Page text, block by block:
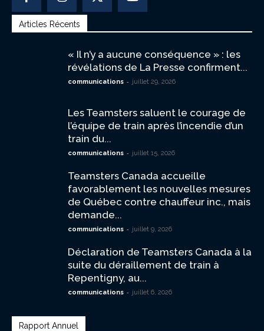
Articles Récents
« Il n’y a aucune conséquence » : les
révélations de La Presse confirment...
communications - juillet 29, 2026
Les Teamsters saluent le courage de
l’équipe de train après l’incendie d’un
train du...
communications - juillet 15, 2026
Teamsters Canada accueille
favorablement les nouvelles mesures
de Québec contre chauffeur inc., mais
demande...
communications - juillet 9, 2026
Déclaration de Teamsters Canada à la
suite du déraillement de train à
Repentigny, au...
communications - juillet 6, 2026
Rapport Annuel